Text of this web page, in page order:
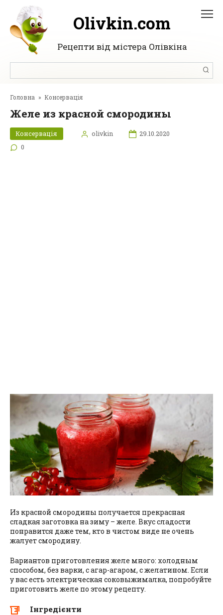
Перейти
вмісту
Olivkin.com
Рецепти від містера Олівкіна
Головна » Консервація
Желе из красной смородины
Консервація olivkin
29.10.2020
0
Из красной смородины получается прекрасная
сладкая заготовка на зиму – желе. Вкус сладости
понравится даже тем, кто в чистом виде не очень
жалует смородину.
Вариантов приготовления желе много: холодным
способом, без варки, с агар-агаром, с желатином. Если
у вас есть электрическая соковыжималка, попробуйте
приготовить желе по этому рецепту.
Інгредієнти